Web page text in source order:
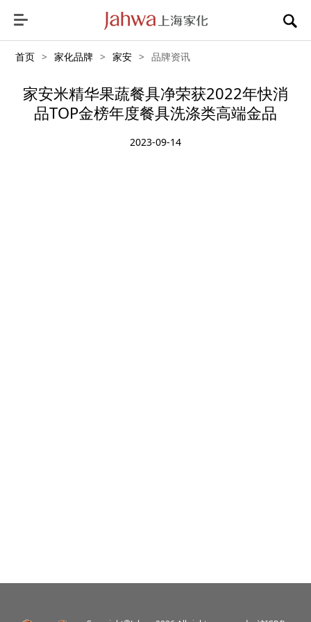
首页 > 家化品牌 > 家安 > 品牌资讯
家安米精华果蔬餐具净荣获2022年快消
品TOP金榜年度餐具洗涤类高端金品
2023-09-14